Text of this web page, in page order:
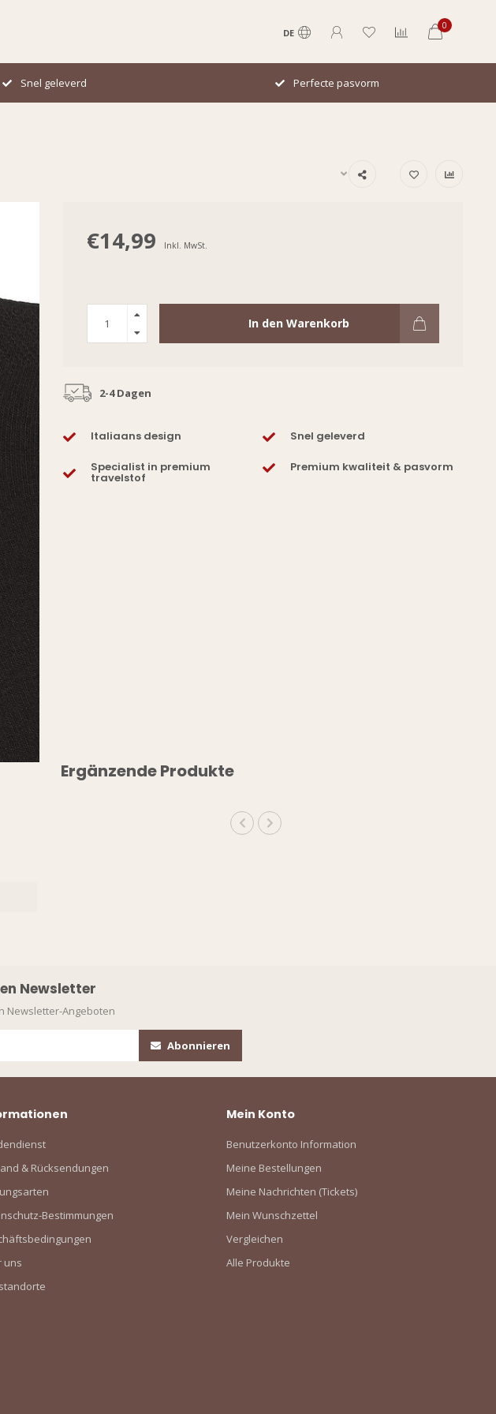
DE
0
Snel geleverd Perfecte pasvorm
€14,99 Inkl. MwSt.
In den Warenkorb
2-4 Dagen
Italiaans design Snel geleverd
Specialist in premium
travelstof
Premium kwaliteit & pasvorm
Ergänzende Produkte
Newsletter
Newsletter-Angeboten
Abonnieren
& Rücksendungen
Bestimmungen
uns
Mein Konto
Benutzerkonto Information
Meine Bestellungen
Meine Nachrichten (Tickets)
Mein Wunschzettel
Vergleichen
Alle Produkte